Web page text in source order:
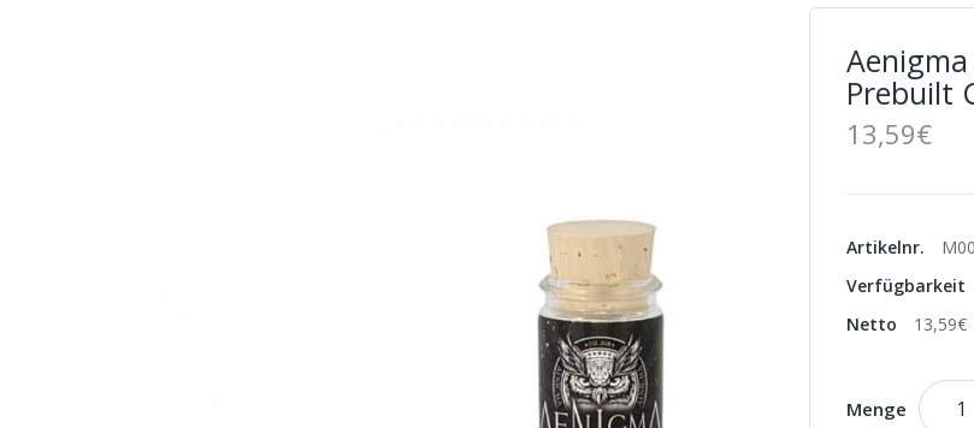
Prebuilt
13,59€
Artikelnr.
Verfügbarkeit
Netto
13,59€
Menge